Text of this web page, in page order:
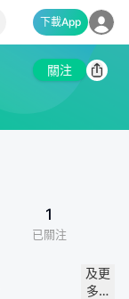
下載App
關注
1
已關注
及更
多…